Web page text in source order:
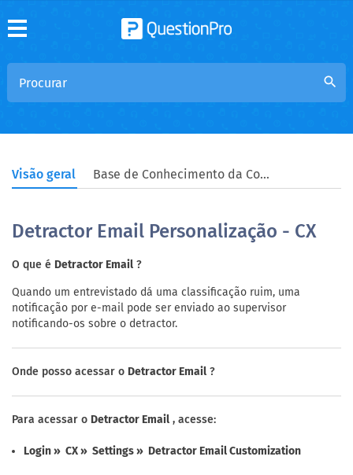
search
Visão geral Base de Conhecimento da Comunidade
Detractor Email Personalização - CX
O que é Detractor Email ?
Quando um entrevistado dá uma classificação ruim, uma
notificação por e-mail pode ser enviado ao supervisor
notificando-os sobre o detractor.
Onde posso acessar o Detractor Email ?
Para acessar o Detractor Email , acesse:
Login » CX » Settings » Detractor Email Customization